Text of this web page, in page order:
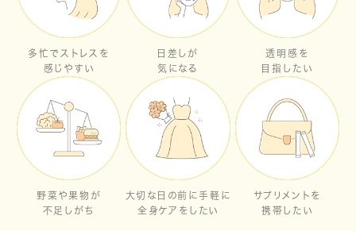
多忙でストレスを
感じやすい
日差しが
気になる
透明感を
目指したい
野菜や果物が
不足しがち
大切な日の前に手軽に
全身ケアをしたい
サプリメントを
携帯したい